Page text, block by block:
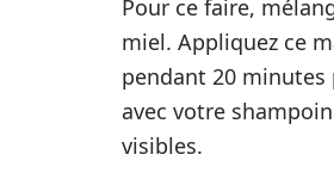
Pour ce faire,
miel. Appliquez ce
pendant 20 minutes
avec votre
visibles.